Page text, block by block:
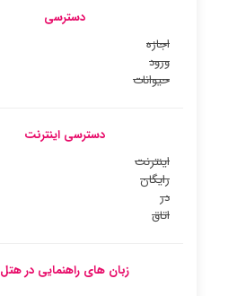
دسترسی
اجازه
ورود
حیوانات
دسترسی اینترنت
اینترنت
رایگان
در
اتاق
زبان های راهنمایی در هتل